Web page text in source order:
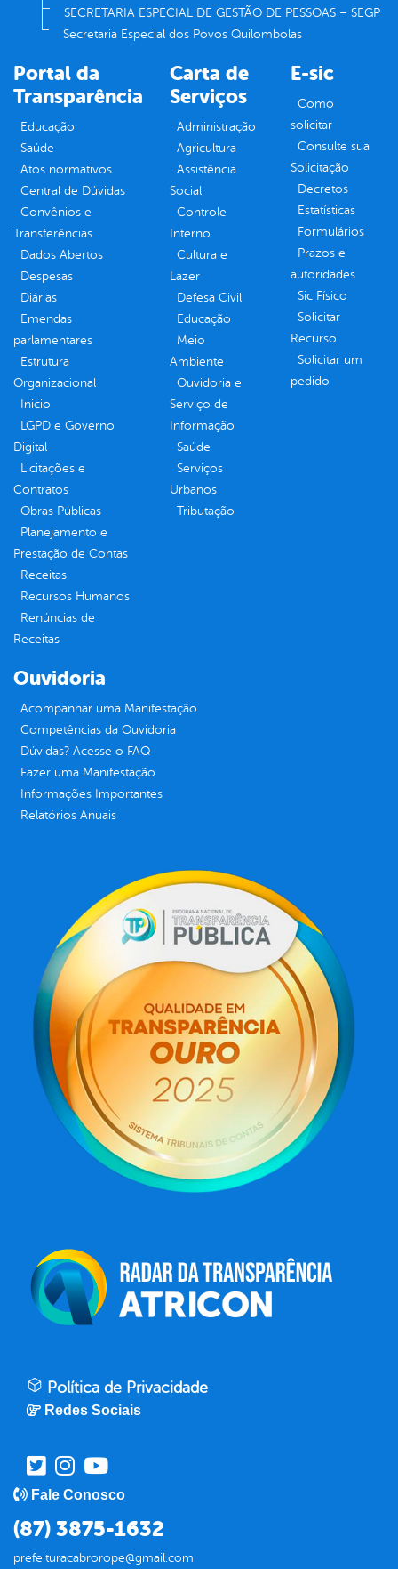
SECRETARIA ESPECIAL DE GESTÃO DE PESSOAS – SEGP
Secretaria Especial dos Povos Quilombolas
Portal da
Transparência
Educação
Saúde
Atos normativos
Central de Dúvidas
Convênios e
Transferências
Dados Abertos
Despesas
Diárias
Emendas
parlamentares
Estrutura
Organizacional
Inicio
LGPD e Governo
Digital
Licitações e
Contratos
Obras Públicas
Planejamento e
Prestação de Contas
Receitas
Recursos Humanos
Renúncias de
Receitas
Carta de
Serviços
Administração
Agricultura
Assistência
Social
Controle
Interno
Cultura e
Lazer
Defesa Civil
Educação
Meio
Ambiente
Ouvidoria e
Serviço de
Informação
Saúde
Serviços
Urbanos
Tributação
E-sic
Como
solicitar
Consulte sua
Solicitação
Decretos
Estatísticas
Formulários
Prazos e
autoridades
Sic Físico
Solicitar
Recurso
Solicitar um
pedido
Ouvidoria
Acompanhar uma Manifestação
Competências da Ouvidoria
Dúvidas? Acesse o FAQ
Fazer uma Manifestação
Informações Importantes
Relatórios Anuais
Política de Privacidade
Redes Sociais
Fale Conosco
(87) 3875-1632
prefeituracabrorope@gmail.com